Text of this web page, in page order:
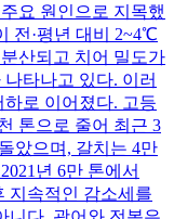
요 원인으로 지목했
전·평년 대비 2~4℃
산되고 치어 밀도가
타나고 있다. 이러
로 이어졌다. 고등
톤으로 줄어 최근 3
았으며, 갈치는 4만
년 6만 톤에서
지속적인 감소세를